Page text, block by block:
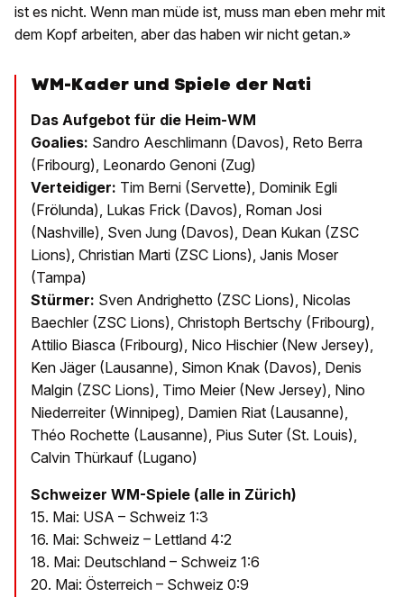
ist es nicht. Wenn man müde ist, muss man eben mehr mit
dem Kopf arbeiten, aber das haben wir nicht getan.»
WM-Kader und Spiele der Nati
Das Aufgebot für die Heim-WM
Goalies: Sandro Aeschlimann (Davos), Reto Berra
(Fribourg), Leonardo Genoni (Zug)
Verteidiger: Tim Berni (Servette), Dominik Egli
(Frölunda), Lukas Frick (Davos), Roman Josi
(Nashville), Sven Jung (Davos), Dean Kukan (ZSC
Lions), Christian Marti (ZSC Lions), Janis Moser
(Tampa)
Stürmer: Sven Andrighetto (ZSC Lions), Nicolas
Baechler (ZSC Lions), Christoph Bertschy (Fribourg),
Attilio Biasca (Fribourg), Nico Hischier (New Jersey),
Ken Jäger (Lausanne), Simon Knak (Davos), Denis
Malgin (ZSC Lions), Timo Meier (New Jersey), Nino
Niederreiter (Winnipeg), Damien Riat (Lausanne),
Théo Rochette (Lausanne), Pius Suter (St. Louis),
Calvin Thürkauf (Lugano)
Schweizer WM-Spiele (alle in Zürich)
15. Mai: USA – Schweiz 1:3
16. Mai: Schweiz – Lettland 4:2
18. Mai: Deutschland – Schweiz 1:6
20. Mai: Österreich – Schweiz 0:9